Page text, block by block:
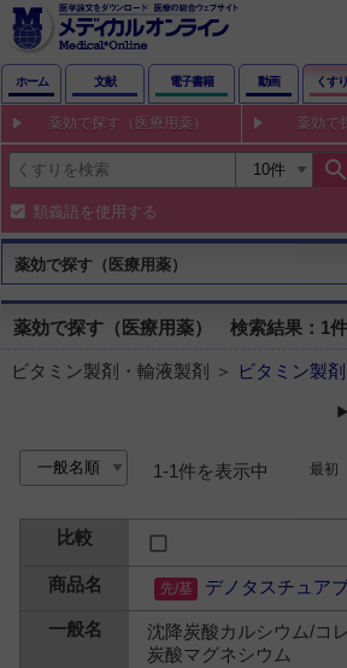
ホーム 文献 電子書籍 動画 くすり
薬効で探す（医療用薬） 薬効で
search
類義語を使用する
薬効で探す（医療用薬）
薬効で探す（医療用薬） 検索結果：1件
ビタミン製剤・輸液製剤 ＞ ビタミン製剤
1-1件を表示中 最初
デノタスチュア
沈降炭酸カルシウム/コ
炭酸マグネシウム